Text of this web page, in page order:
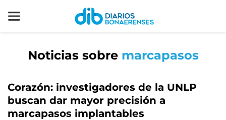
Noticias sobre marcapasos
Corazón: investigadores de la UNLP
buscan dar mayor precisión a
marcapasos implantables